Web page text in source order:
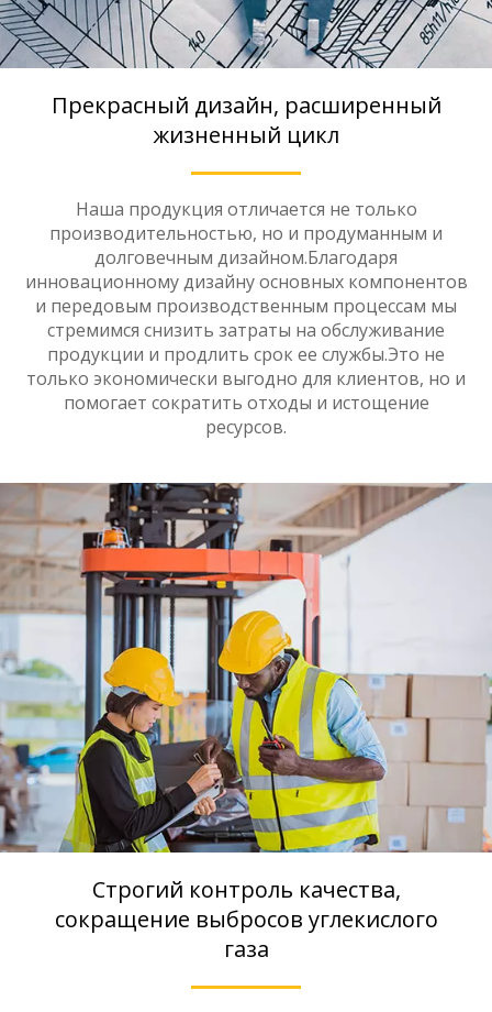
Прекрасный дизайн, расширенный
жизненный цикл
Наша продукция отличается не только
производительностью, но и продуманным и
долговечным дизайном.Благодаря
инновационному дизайну основных компонентов
и передовым производственным процессам мы
стремимся снизить затраты на обслуживание
продукции и продлить срок ее службы.Это не
только экономически выгодно для клиентов, но и
помогает сократить отходы и истощение
ресурсов.
Строгий контроль качества,
сокращение выбросов углекислого
газа